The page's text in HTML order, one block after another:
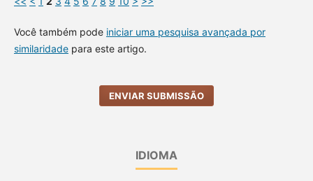
Você também pode iniciar uma pesquisa avançada por
similaridadepara este artigo.
ENVIAR SUBMISSÃO
IDIOMA